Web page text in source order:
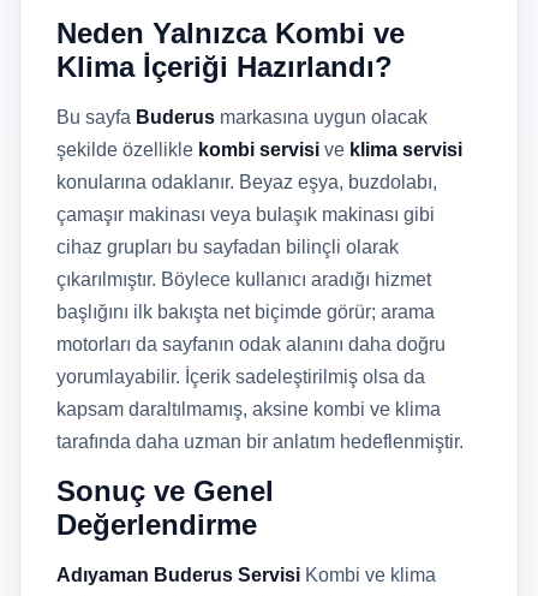
Neden Yalnızca Kombi ve
Klima İçeriği Hazırlandı?
Bu sayfa Buderus markasına uygun olacak
şekilde özellikle kombi servisi ve klima servisi
konularına odaklanır. Beyaz eşya, buzdolabı,
çamaşır makinası veya bulaşık makinası gibi
cihaz grupları bu sayfadan bilinçli olarak
çıkarılmıştır. Böylece kullanıcı aradığı hizmet
başlığını ilk bakışta net biçimde görür; arama
motorları da sayfanın odak alanını daha doğru
yorumlayabilir. İçerik sadeleştirilmiş olsa da
kapsam daraltılmamış, aksine kombi ve klima
tarafında daha uzman bir anlatım hedeflenmiştir.
Sonuç ve Genel
Değerlendirme
Adıyaman Buderus Servisi Kombi ve klima